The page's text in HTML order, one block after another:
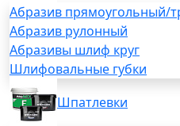
Абразив прямоугольный/
Абразив рулонный
Абразивы шлиф круг
Шлифовальные губки
Шпатлевки